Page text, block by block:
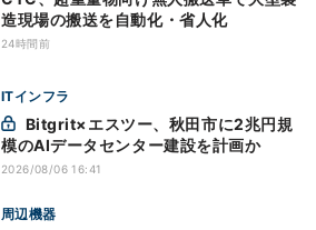
造現場の搬送を自動化・省人化
24時間前
ITインフラ
模のAIデータセンター建設を計画か
2026/08/06 16:41
周辺機器